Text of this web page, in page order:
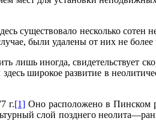
существовало несколько сотен
были удалены от них не
иногда, свидетельствует
широкое развитие в
г.[1] Оно расположено в Пинском
слой позднего